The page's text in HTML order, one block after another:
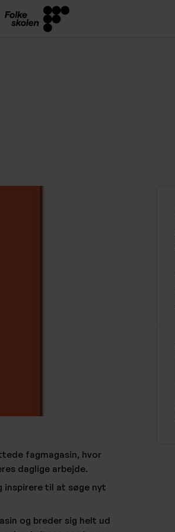
fagmagasin, hvor
daglige arbejde.
inspirere til at søge nyt
og breder sig helt ud